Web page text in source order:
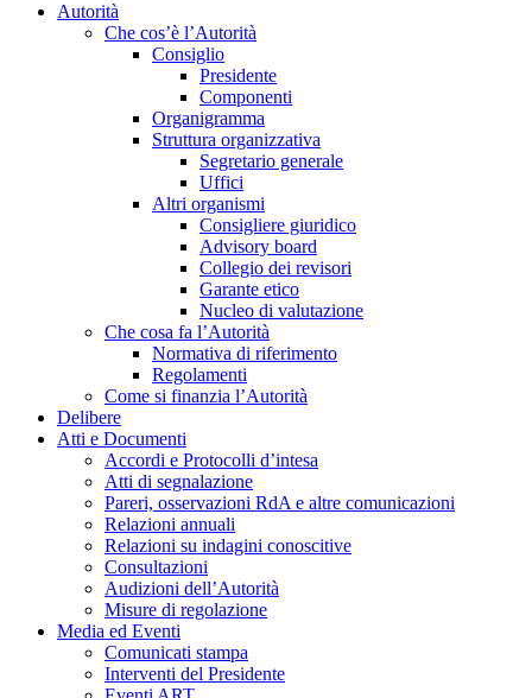
Autorità
Che cos’è l’Autorità
Consiglio
Presidente
Componenti
Organigramma
Struttura organizzativa
Segretario generale
Uffici
Altri organismi
Consigliere giuridico
Advisory board
Collegio dei revisori
Garante etico
Nucleo di valutazione
Che cosa fa l’Autorità
Normativa di riferimento
Regolamenti
Come si finanzia l’Autorità
Delibere
Atti e Documenti
Accordi e Protocolli d’intesa
Atti di segnalazione
Pareri, osservazioni RdA e altre comunicazioni
Relazioni annuali
Relazioni su indagini conoscitive
Consultazioni
Audizioni dell’Autorità
Misure di regolazione
Media ed Eventi
Comunicati stampa
Interventi del Presidente